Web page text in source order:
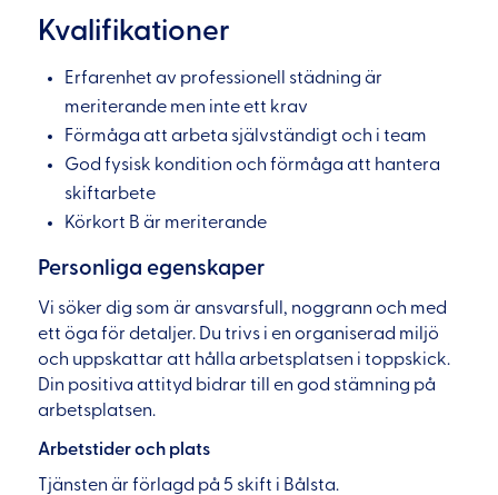
Kvalifikationer
Erfarenhet av professionell städning är
meriterande men inte ett krav
Förmåga att arbeta självständigt och i team
God fysisk kondition och förmåga att hantera
skiftarbete
Körkort B är meriterande
Personliga egenskaper
Vi söker dig som är ansvarsfull, noggrann och med
ett öga för detaljer. Du trivs i en organiserad miljö
och uppskattar att hålla arbetsplatsen i toppskick.
Din positiva attityd bidrar till en god stämning på
arbetsplatsen.
Arbetstider och plats
Tjänsten är förlagd på 5 skift i Bålsta.